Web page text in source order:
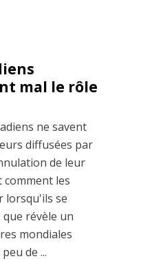
mal le rôle
ne savent
diffusées par
de leur
les
lorsqu'ils se
révèle un
mondiales
de ...